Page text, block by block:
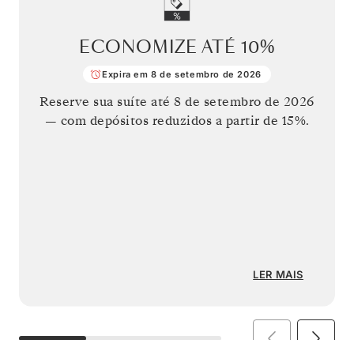
ECONOMIZE ATÉ 10%
Expira em 8 de setembro de 2026
Reserve sua suíte até8 de setembro de 2026
— com depósitos reduzidos a partir de 15%.
LER MAIS